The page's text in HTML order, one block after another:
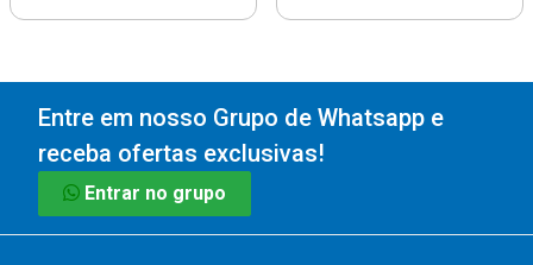
Entre em nosso Grupo de Whatsapp e
receba ofertas exclusivas!
Entrar no grupo